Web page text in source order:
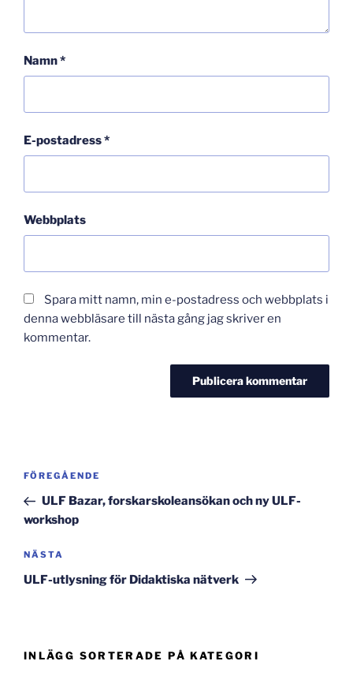
Namn*
E-postadress*
Webbplats
Spara mitt namn, min e-postadress och webbplats i
denna webbläsare till nästa gång jag skriver en
kommentar.
Inläggsnavigering
Föregående
inlägg
FÖREGÅENDE
ULF Bazar, forskarskoleansökan och ny ULF-
workshop
Nästa
inlägg
NÄSTA
ULF-utlysning för Didaktiska nätverk
INLÄGG SORTERADE PÅ KATEGORI